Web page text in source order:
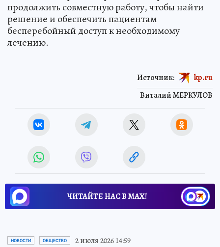
продолжить совместную работу, чтобы найти
решение и обеспечить пациентам
бесперебойный доступ к необходимому
лечению.
Виталий МЕРКУЛОВ
Источник: kp.ru
ЧИТАЙТЕ НАС В МАХ!
НОВОСТИ ОБЩЕСТВО 2 июля 2026 14:59